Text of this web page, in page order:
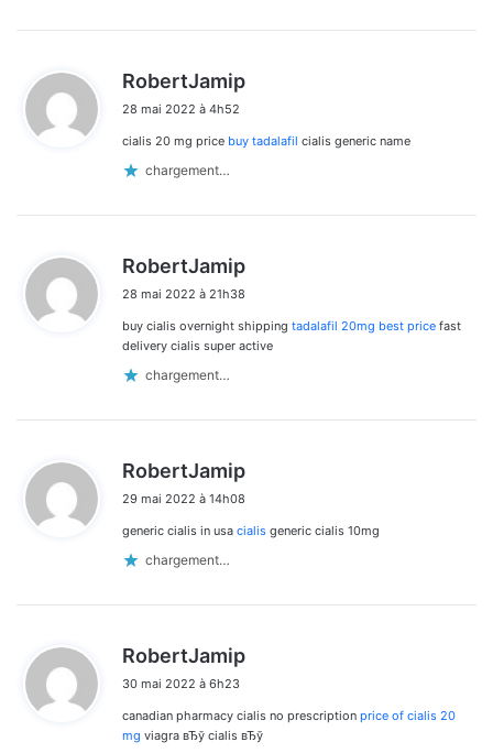
RobertJamip
28 mai 2022 à 4h52
cialis 20 mg price buy tadalafil cialis generic name
chargement…
RobertJamip
:
28 mai 2022 à 21h38
buy cialis overnight shipping tadalafil 20mg best price fast
delivery cialis super active
chargement…
RobertJamip
29 mai 2022 à 14h08
generic cialis in usa cialis generic cialis 10mg
chargement…
RobertJamip
:
30 mai 2022 à 6h23
canadian pharmacy cialis no prescription price of cialis 20
mg viagra вЂў cialis вЂў